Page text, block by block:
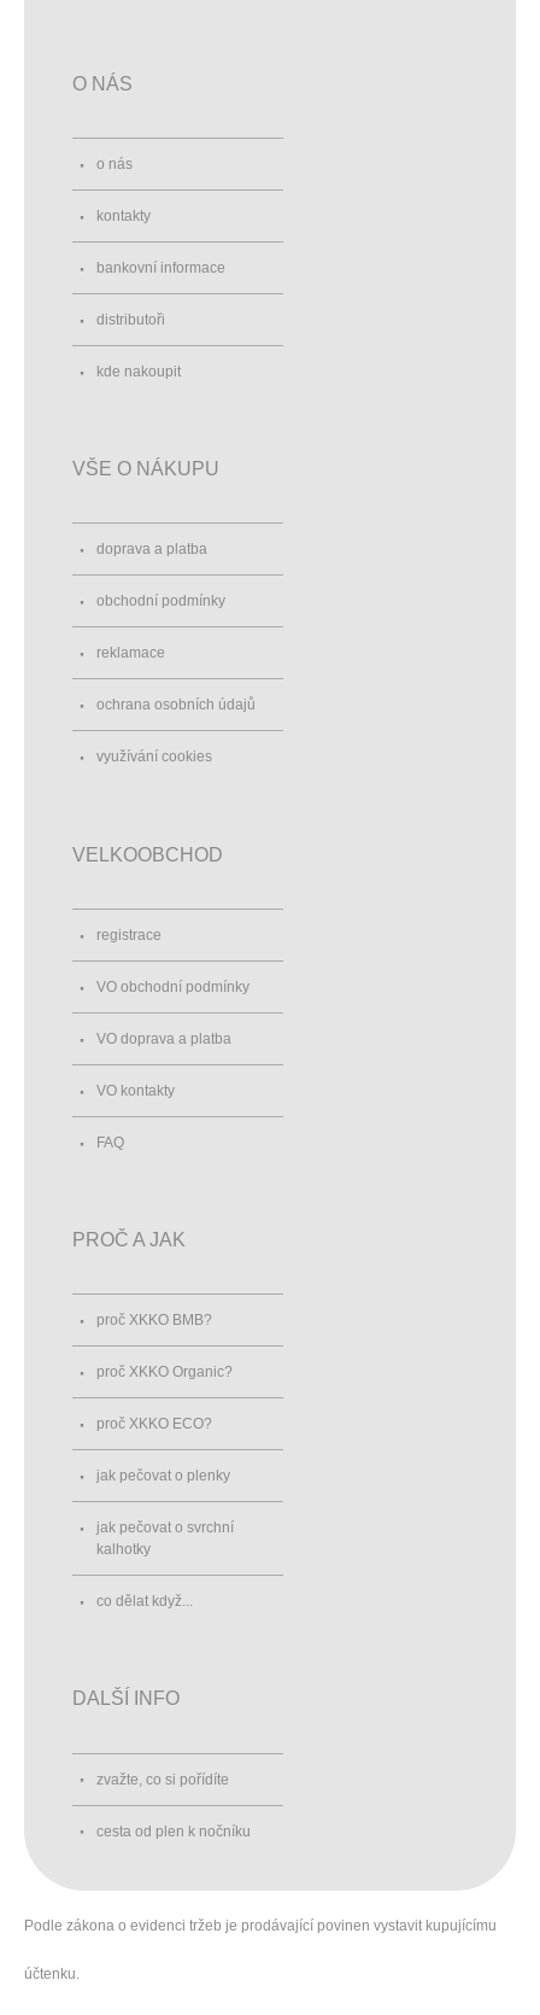
O NÁS
o nás
kontakty
bankovní informace
distributoři
kde nakoupit
VŠE O NÁKUPU
doprava a platba
obchodní podmínky
reklamace
ochrana osobních údajů
využívání cookies
VELKOOBCHOD
registrace
VO obchodní podmínky
VO doprava a platba
VO kontakty
FAQ
PROČ A JAK
proč XKKO BMB?
proč XKKO Organic?
proč XKKO ECO?
jak pečovat o plenky
jak pečovat o svrchní
kalhotky
co dělat když...
DALŠÍ INFO
zvažte, co si pořídíte
cesta od plen k nočníku
Podle zákona o evidenci tržeb je prodávající povinen vystavit kupujícímu
účtenku.